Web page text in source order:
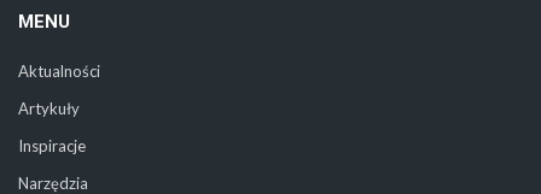
MENU
Aktualności
Artykuły
Inspiracje
Narzędzia